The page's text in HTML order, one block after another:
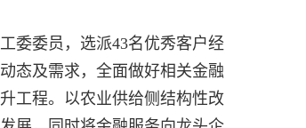
委委员，选派43名优秀客户经
态及需求，全面做好相关金融
工程。以农业供给侧结构性改